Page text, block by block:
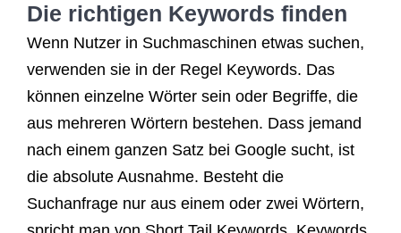
Die richtigen Keywords finden
Wenn Nutzer in Suchmaschinen etwas suchen,
verwenden sie in der Regel Keywords. Das
können einzelne Wörter sein oder Begriffe, die
aus mehreren Wörtern bestehen. Dass jemand
nach einem ganzen Satz bei Google sucht, ist
die absolute Ausnahme. Besteht die
Suchanfrage nur aus einem oder zwei Wörtern,